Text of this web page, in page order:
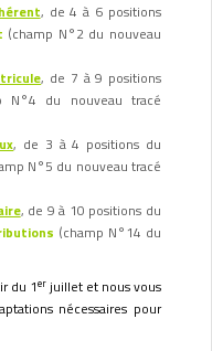
, de 4 à 6 positions
(champ N°2 du nouveau
, de 7 à 9 positions
N°4 du nouveau tracé
, de 3 à 4 positions du
N°5 du nouveau tracé
, de 9 à 10 positions du
(champ N°14 du
du 1er juillet et nous vous
nécessaires pour